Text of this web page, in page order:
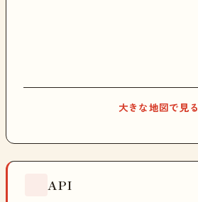
大きな地図で見る
API